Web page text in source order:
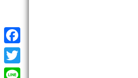
F
a
T